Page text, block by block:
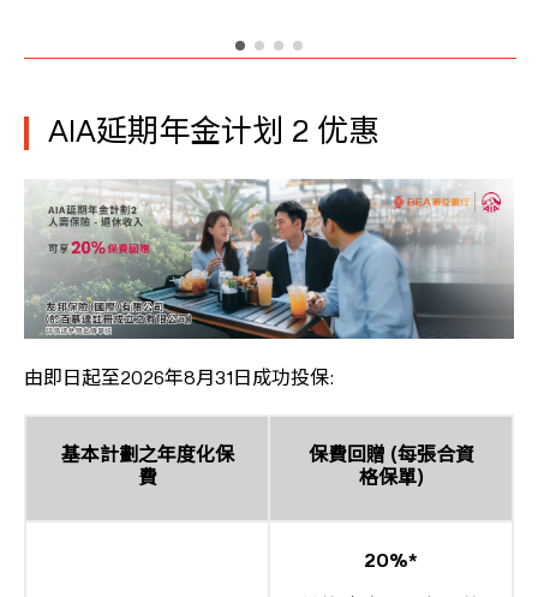
AIA延期年金计划 2 优惠
由即日起至2026年8月31日成功投保:
基本計劃之年度化保
費
保費回贈 (每張合資
格保單)
20%*